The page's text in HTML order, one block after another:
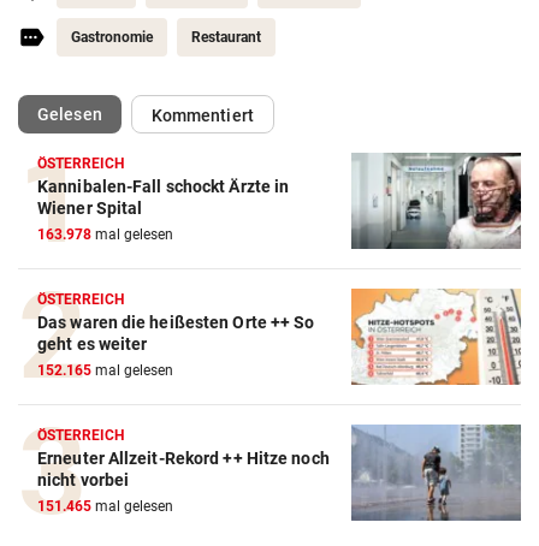
Gastronomie Restaurant
Gelesen(ausgewählt)Kommentiert
ÖSTERREICH
Kannibalen-Fall schockt Ärzte in
Wiener Spital
163.978 mal gelesen
ÖSTERREICH
Das waren die heißesten Orte ++ So
geht es weiter
152.165 mal gelesen
ÖSTERREICH
Erneuter Allzeit-Rekord ++ Hitze noch
nicht vorbei
151.465 mal gelesen